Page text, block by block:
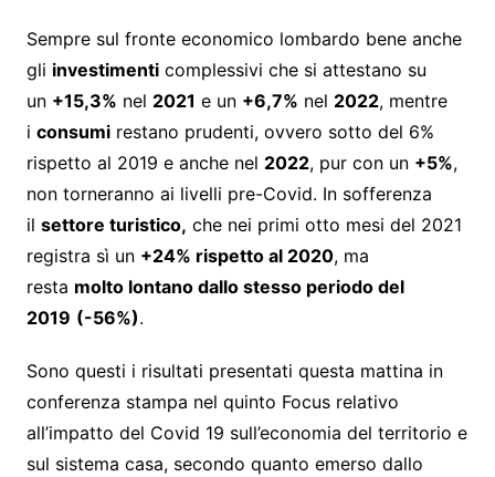
Sempre sul fronte economico lombardo bene anche
gli investimenticomplessivi che si attestano su
un +15,3% nel 2021 e un +6,7% nel 2022, mentre
i consumirestano prudenti, ovvero sotto del 6%
rispetto al 2019 e anche nel 2022, pur con un +5%,
non torneranno ai livelli pre-Covid. In sofferenza
il settore turistico, che nei primi otto mesi del 2021
registra sì un +24% rispetto al 2020, ma
resta molto lontano dallo stesso periodo del
2019 (-56%).
Sono questi i risultati presentati questa mattina in
conferenza stampa nel quinto Focus relativo
all’impatto del Covid 19 sull’economia del territorio e
sul sistema casa, secondo quanto emerso dallo